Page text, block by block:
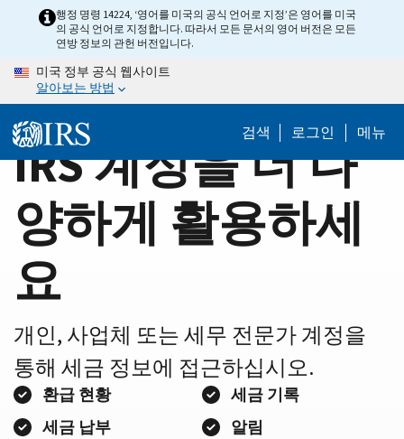
content
Home행정 명령 14224, ‘영어를 미국의 공식 언어로 지정’은 영어를 미국
의 공식 언어로 지정합니다. 따라서 모든 문서의 영어 버전은 모든
연방 정보의 관헌 버전입니다.
미국 정부 공식 웹사이트
알아보는 방법
검색 로그인 메뉴
IRS 계정을 더 다
양하게 활용하세
요
개인, 사업체 또는 세무 전문가 계정을
통해 세금 정보에 접근하십시오.
환급 현황
세금 기록
세금 납부
알림